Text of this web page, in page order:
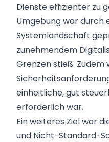
Dienste effizienter zu
Umgebung war durch
Systemlandschaft
zunehmendem
Grenzen stieß.
einheitliche, gut
erforderlich war.
Ein weiteres Ziel war
und Nicht-Standard-